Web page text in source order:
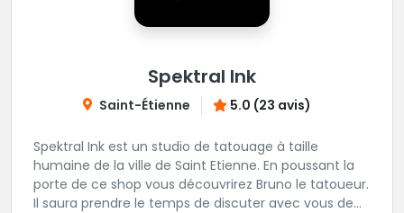
Spektral Ink
Saint-Étienne 5.0 (23 avis)
Spektral Ink est un studio de tatouage à taille
humaine de la ville de Saint Etienne. En poussant la
porte de ce shop vous découvrirez Bruno le tatoueur.
Il saura prendre le temps de discuter avec vous de